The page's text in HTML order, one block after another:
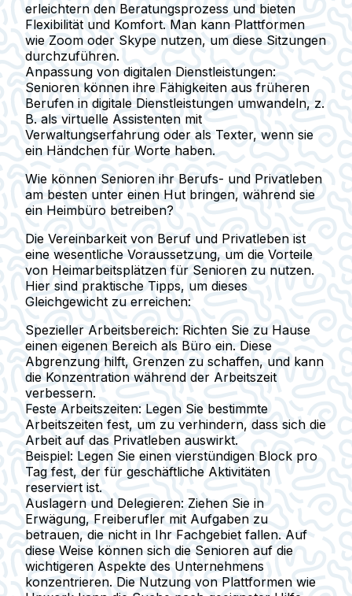
erleichtern den Beratungsprozess und bieten
Flexibilität und Komfort. Man kann Plattformen
wie Zoom oder Skype nutzen, um diese Sitzungen
durchzuführen.
Anpassung von digitalen Dienstleistungen:
Senioren können ihre Fähigkeiten aus früheren
Berufen in digitale Dienstleistungen umwandeln, z.
B. als virtuelle Assistenten mit
Verwaltungserfahrung oder als Texter, wenn sie
ein Händchen für Worte haben.
Wie können Senioren ihr Berufs- und Privatleben
am besten unter einen Hut bringen, während sie
ein Heimbüro betreiben?
Die Vereinbarkeit von Beruf und Privatleben ist
eine wesentliche Voraussetzung, um die Vorteile
von Heimarbeitsplätzen für Senioren zu nutzen.
Hier sind praktische Tipps, um dieses
Gleichgewicht zu erreichen:
Spezieller Arbeitsbereich: Richten Sie zu Hause
einen eigenen Bereich als Büro ein. Diese
Abgrenzung hilft, Grenzen zu schaffen, und kann
die Konzentration während der Arbeitszeit
verbessern.
Feste Arbeitszeiten: Legen Sie bestimmte
Arbeitszeiten fest, um zu verhindern, dass sich die
Arbeit auf das Privatleben auswirkt.
Beispiel: Legen Sie einen vierstündigen Block pro
Tag fest, der für geschäftliche Aktivitäten
reserviert ist.
Auslagern und Delegieren: Ziehen Sie in
Erwägung, Freiberufler mit Aufgaben zu
betrauen, die nicht in Ihr Fachgebiet fallen. Auf
diese Weise können sich die Senioren auf die
wichtigeren Aspekte des Unternehmens
konzentrieren. Die Nutzung von Plattformen wie